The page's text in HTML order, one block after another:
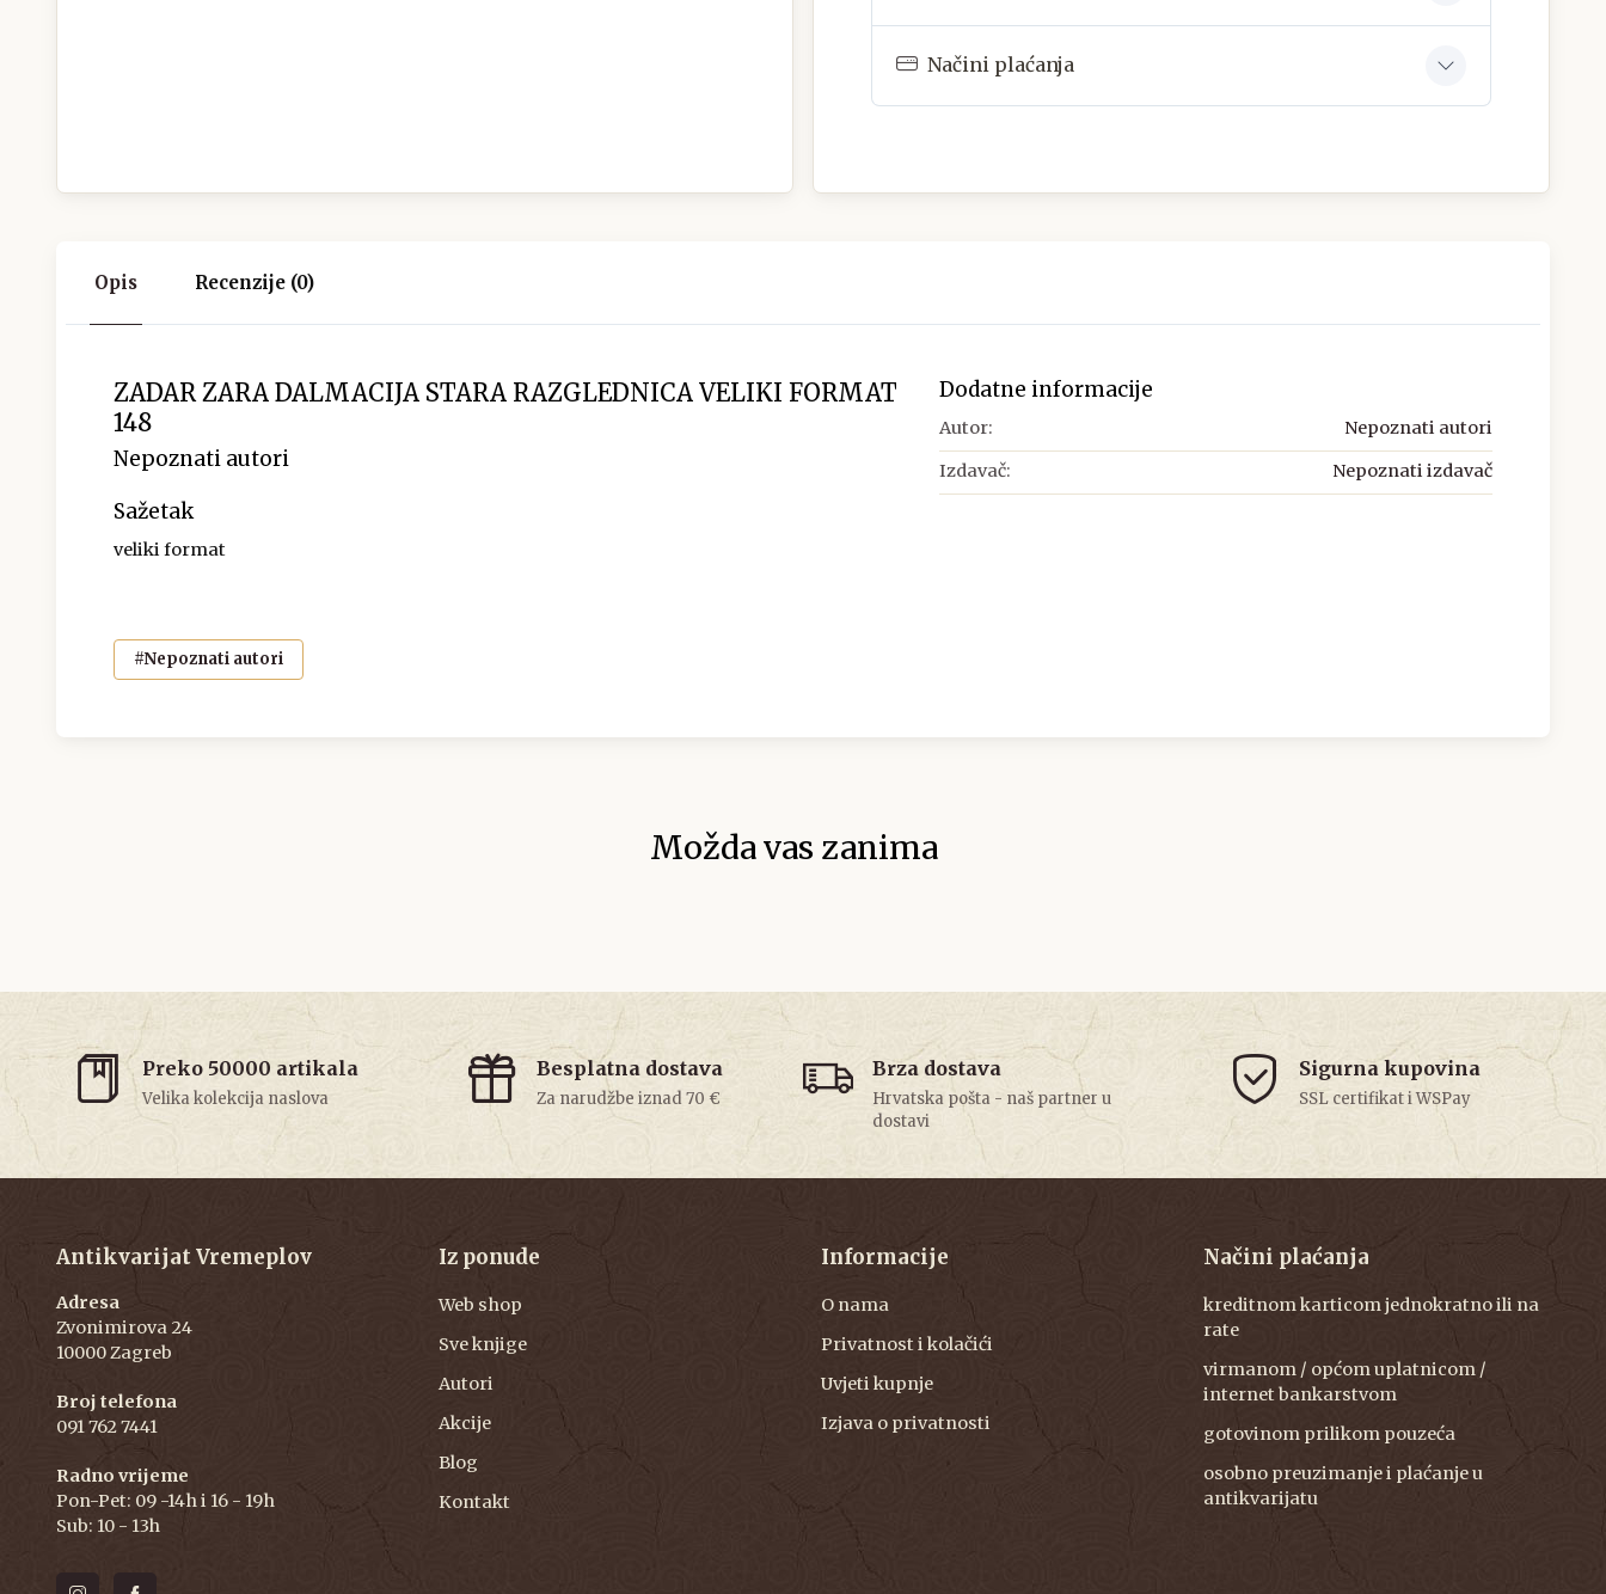
Načini plaćanja
Opis Recenzije (0)
ZADAR ZARA DALMACIJA STARA RAZGLEDNICA VELIKI FORMAT
148
Nepoznati autori
Sažetak
veliki format
#Nepoznati autori
Dodatne informacije
Autor: Nepoznati autori
Izdavač: Nepoznati izdavač
Možda vas zanima
Preko 50000 artikala
Velika kolekcija naslova
Besplatna dostava
Za narudžbe iznad 70 €
Brza dostava
Hrvatska pošta - naš partner u
dostavi
Sigurna kupovina
SSL certifikat i WSPay
Antikvarijat Vremeplov
Adresa
Zvonimirova 24
10000 Zagreb
Broj telefona
091 762 7441
Radno vrijeme
Pon-Pet: 09 -14h i 16 - 19h
Sub: 10 - 13h
Iz ponude
Web shop
Sve knjige
Autori
Akcije
Blog
Kontakt
Informacije
O nama
Privatnost i kolačići
Uvjeti kupnje
Izjava o privatnosti
Načini plaćanja
kreditnom karticom jednokratno ili na
rate
virmanom / općom uplatnicom /
internet bankarstvom
gotovinom prilikom pouzeća
osobno preuzimanje i plaćanje u
antikvarijatu